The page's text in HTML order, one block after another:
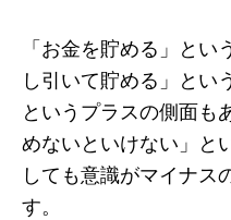
「お金を貯める」と
し引いて貯める」とい
というプラスの側面も
めないといけない」と
しても意識がマイナス
す。